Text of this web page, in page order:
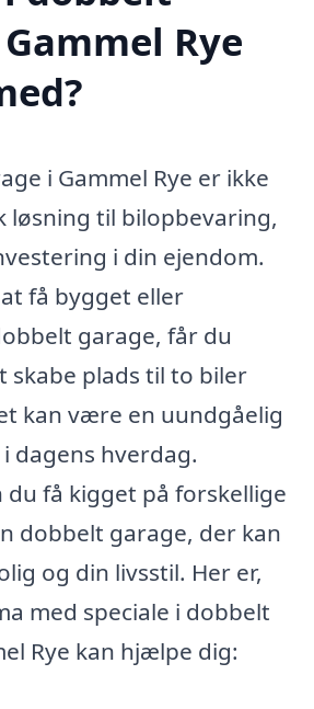
Rye
i Gammel Rye er ikke
løsning til bilopbevaring,
i din ejendom.
få bygget eller
garage, får du
skabe plads til to biler
kan være en uundgåelig
dagens hverdag.
du få kigget på forskellige
dobbelt garage, der kan
og din livsstil. Her er,
med speciale i dobbelt
Rye kan hjælpe dig: